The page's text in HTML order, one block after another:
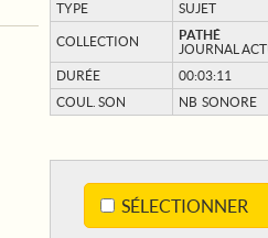
TYPE SUJET
COLLECTION
PATHÉ
JOURNAL
DURÉE
00:03:11
COUL. SON
NB SONORE
SÉLECTIONNER